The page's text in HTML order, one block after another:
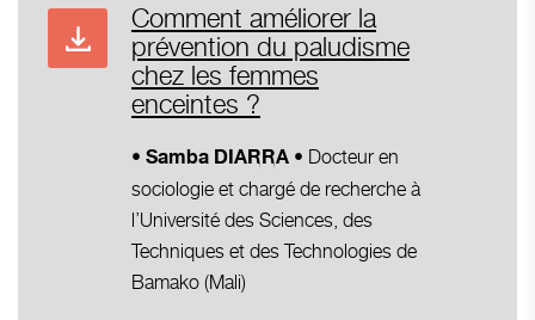
Comment améliorer la
prévention du paludisme
chez les femmes
enceintes ?
• Samba DIARRA • Docteur en
sociologie et chargé de recherche à
l’Université des Sciences, des
Techniques et des Technologies de
Bamako (Mali)